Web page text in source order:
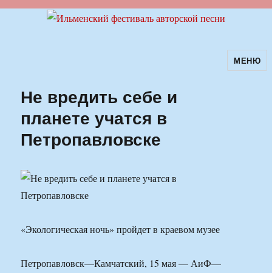
Ильменский фестиваль авторскойМЕНЮ
Не вредить себе и
планете учатся в
Петропавловске
«Экологическая ночь» пройдет в краевом музее
Петропавловск—Камчатский, 15 мая — АиФ—